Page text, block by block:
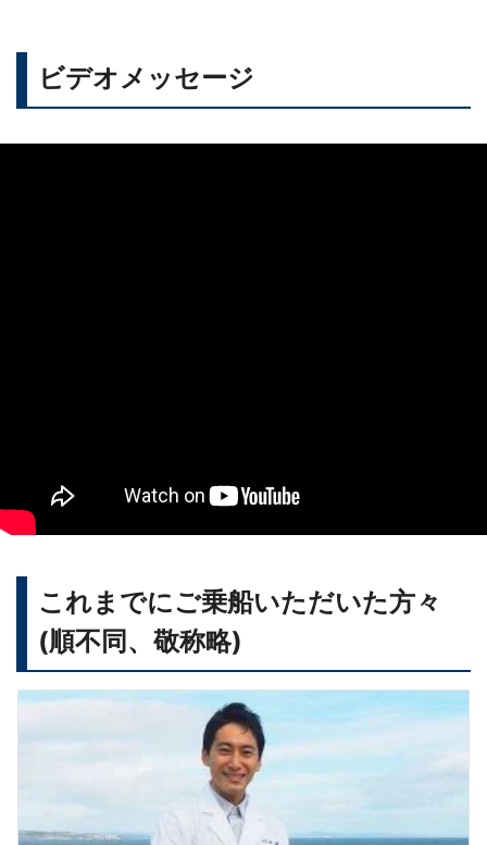
ビデオメッセージ
これまでにご乗船いただいた方々
(順不同、敬称略)